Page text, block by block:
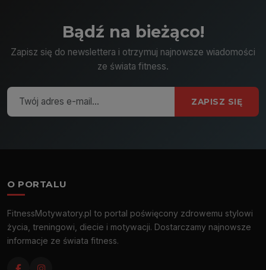
Bądź na bieżąco!
Zapisz się do newslettera i otrzymuj najnowsze wiadomości
ze świata fitness.
ZAPISZ SIĘ
O PORTALU
FitnessMotywatory.pl to portal poświęcony zdrowemu stylowi
życia, treningowi, diecie i motywacji. Dostarczamy najnowsze
informacje ze świata fitness.